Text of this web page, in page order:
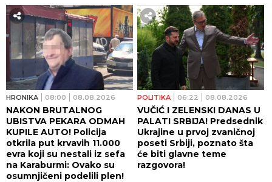
HRONIKA 08:00 08.08.2026
NAKON BRUTALNOG
UBISTVA PEKARA ODMAH
KUPILE AUTO! Policija
otkrila put krvavih 11.000
evra koji su nestali iz sefa
na Karaburmi: Ovako su
osumnjičeni podelili plen!
POLITIKA 06:22 08.08.2026
VUČIĆ I ZELENSKI DANAS U
PALATI SRBIJA! Predsednik
Ukrajine u prvoj zvaničnoj
poseti Srbiji, poznato šta
će biti glavne teme
razgovora!